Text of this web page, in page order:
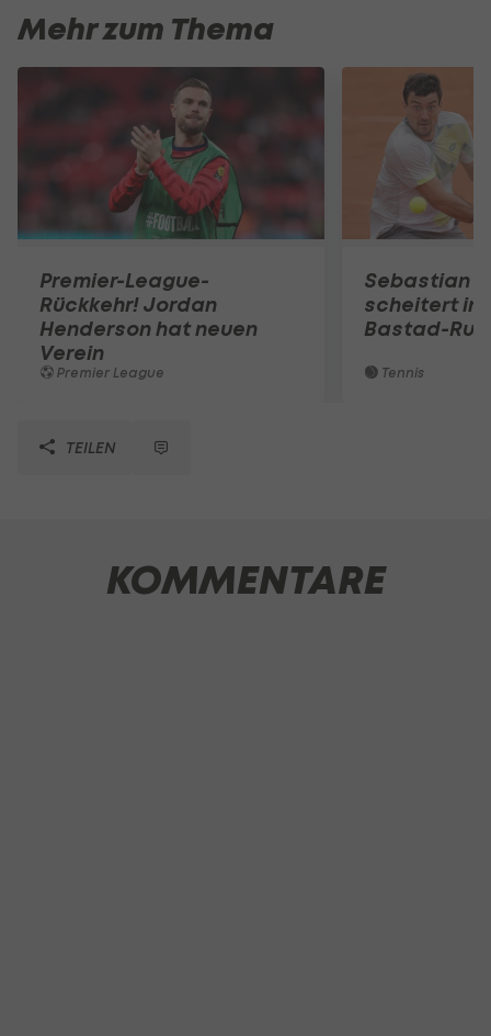
Mehr zum Thema
Premier-League-
Rückkehr! Jordan
Henderson hat neuen
Verein
Premier League
Sebastian
scheitert in
Bastad-
Tennis
TEILEN
KOMMENTARE